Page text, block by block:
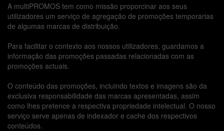
A multiPROMOS tem como missão proporcinar aos seus
utilizadores um serviço de agregação de promoções temporarias
de algumas marcas de distribuição.
Para facilitar o contexto aos nossos utilizadores, guardamos a
informação das promoções passadas relacionadas com as
promoções actuais.
O conteúdo das promoções, incluindo textos e imagens são da
exclusiva responsabilidade das marcas apresentadas, assim
como lhes pretence a respectiva propriedade intelectual. O nosso
serviço serve apenas de indexador e cache dos respectivos
conteúdos.